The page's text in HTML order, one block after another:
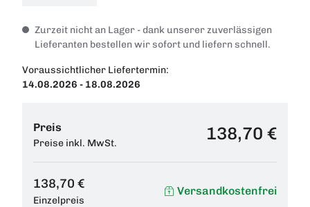
Zurzeit nicht an Lager - dank unserer zuverlässigen
Lieferanten bestellen wir sofort und liefern schnell.
Voraussichtlicher Liefertermin:
14.08.2026 - 18.08.2026
Preis
Preise inkl. MwSt. 138,70 €
138,70 €
Einzelpreis
Versandkostenfrei